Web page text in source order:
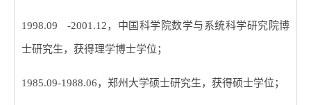
1998.09 -2001.12，中国科学院数学与系统科学研究院博
士研究生，获得理学博士学位；
1985.09-1988.06，郑州大学硕士研究生，获得硕士学位；